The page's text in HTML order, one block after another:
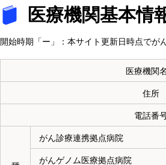
医療機関基本情
開始時期「ー」：本サイト更新日時点でが
医療機関
住所
電話番
がん診療連携拠点病院
がんゲノム医療拠点病院